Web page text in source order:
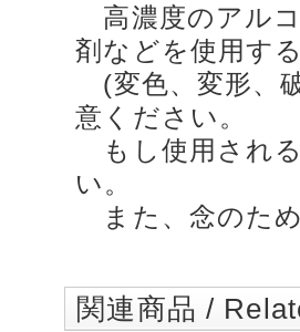
高濃度のアル
剤などを使用す
(変色、変形、
意ください。
もし使用され
い。
また、念のた
関連商品 /